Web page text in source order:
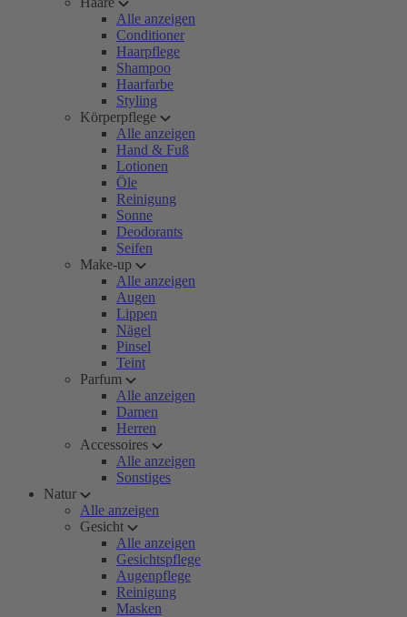
Alle anzeigen
Conditioner
Haarpflege
Shampoo
Haarfarbe
Styling
Körperpflege
Alle anzeigen
Hand & Fuß
Lotionen
Öle
Reinigung
Sonne
Deodorants
Seifen
Make-up
Alle anzeigen
Augen
Lippen
Nägel
Pinsel
Teint
Parfum
Alle anzeigen
Damen
Herren
Accessoires
Alle anzeigen
Sonstiges
Natur
Alle anzeigen
Gesicht
Alle anzeigen
Gesichtspflege
Augenpflege
Reinigung
Masken